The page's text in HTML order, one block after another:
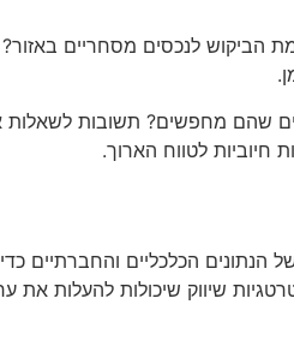
הביקוש לנכסים מסחריים
שהם מחפשים? תשובות לשאלות
לטווח הארוך.
הכלכליים והחברתיים
שיווק שיכולות להעלות את